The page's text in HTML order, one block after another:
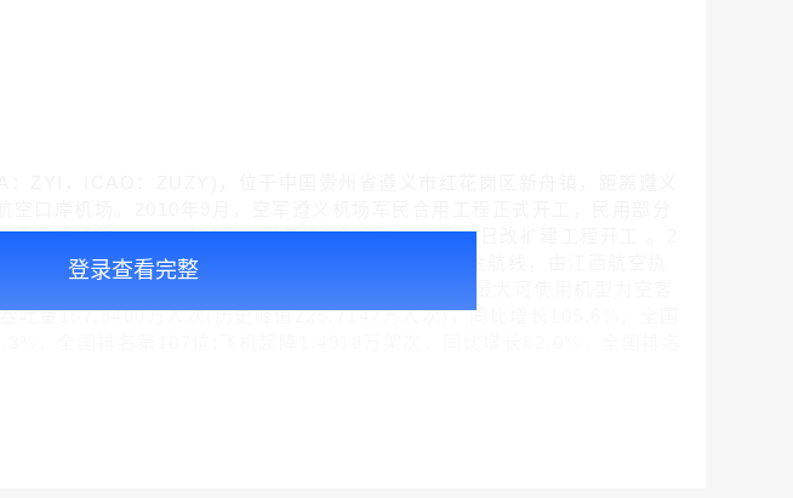
日正式通航 。2018年7月19日新增5个机位，12月28日改扩建工程开工 。2
、上海、深圳等22座城市 ;10月28日开通至赣州瑞金航线，由江西航空执
吐量157.8400万人次(历史峰值225.7147万人次)，同比增长105.6%，全国
登录查看完整